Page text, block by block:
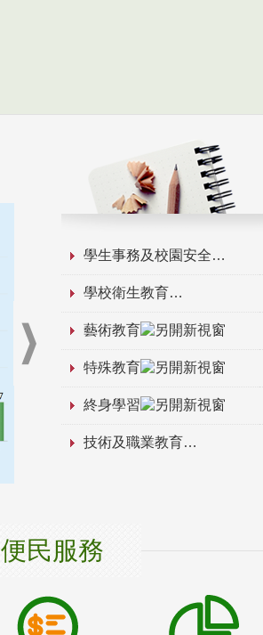
學生事務及校園安全
學校衛生教育
藝術教育
特殊教育
終身學習
技術及職業教育
便民服務